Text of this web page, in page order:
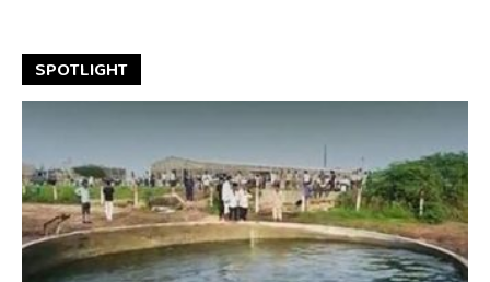
SPOTLIGHT